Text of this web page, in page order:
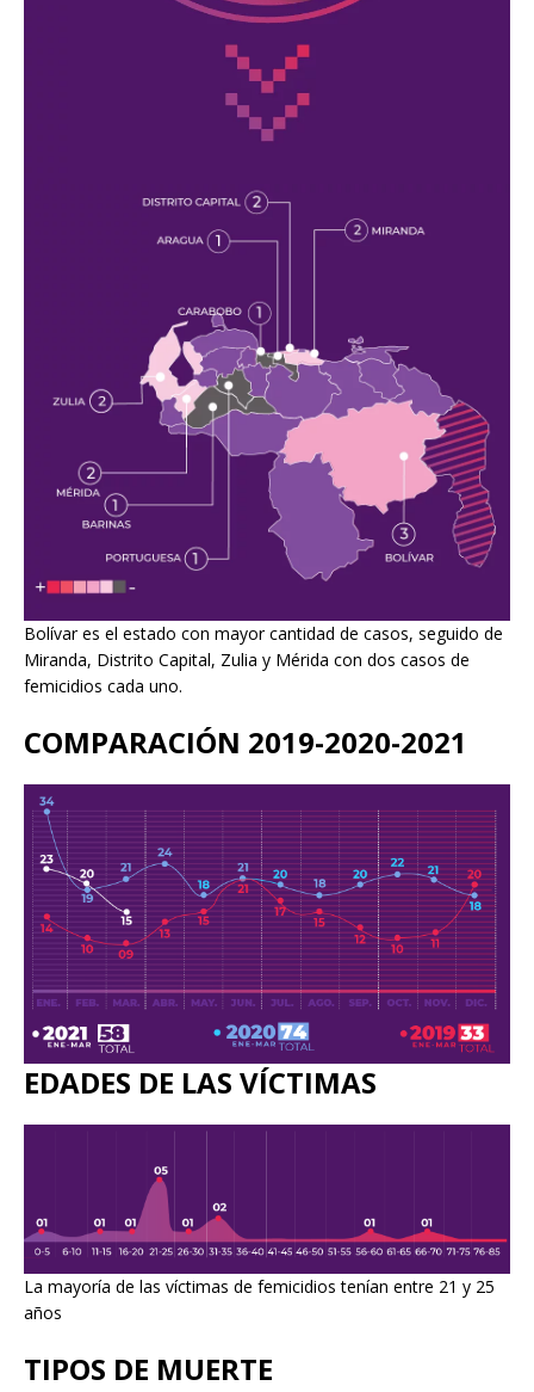
Bolívar es el estado con mayor cantidad de casos, seguido de
Miranda, Distrito Capital, Zulia y Mérida con dos casos de
femicidios cada uno.
COMPARACIÓN 2019-2020-2021
EDADES DE LAS VÍCTIMAS
La mayoría de las víctimas de femicidios tenían entre 21 y 25
años
TIPOS DE MUERTE